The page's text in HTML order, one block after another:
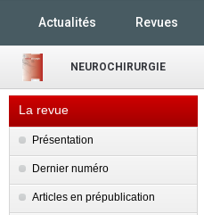
Actualités Revues
NEUROCHIRURGIE
La revue
Présentation
Dernier numéro
Articles en prépublication